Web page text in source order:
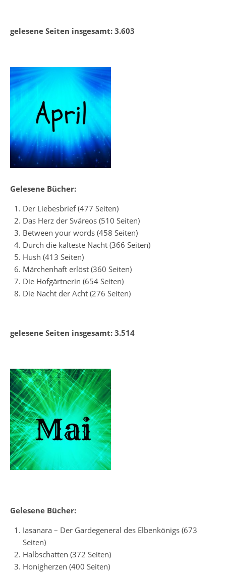
gelesene Seiten insgesamt: 3.603
Gelesene Bücher:
Der Liebesbrief (477 Seiten)
Das Herz der Sväreos (510 Seiten)
Between your words (458 Seiten)
Durch die kälteste Nacht (366 Seiten)
Hush (413 Seiten)
Märchenhaft erlöst (360 Seiten)
Die Hofgärtnerin (654 Seiten)
Die Nacht der Acht (276 Seiten)
gelesene Seiten insgesamt: 3.514
Gelesene Bücher:
Iasanara – Der Gardegeneral des Elbenkönigs (673
Seiten)
Halbschatten (372 Seiten)
Honigherzen (400 Seiten)